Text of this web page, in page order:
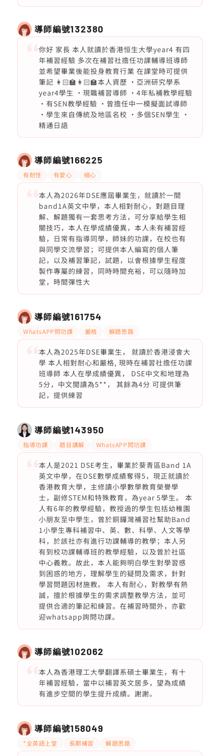
導師編號132380
你好 家長 本人就讀於香港恒生大學year4 有四
年補習經驗 多次在補習社擔任功課輔導班導師
並希望畢業後能投身教育行業 在課堂時可提供
筆記 👩🏻‍🏫👩🏻‍🏫本人資歷 ·亞洲研究學系
year4學生 ·現職補習導師 ·4年私補教學經驗
·有SEN教學經驗 ·曾擔任中一模擬面試導師
·學生來自傳統及地區名校 ·多個SEN學生 ·
精通日語
導師編號166225
有耐性 有愛心 細心
本人為2026年DSE應屆畢業生，就讀於一間
band1A英文中學，本人相對耐心，對題目理
解、解題獨有一套思考方法，可分享給學生相
關技巧，本人在學成績優異，本人未有補習經
驗，日常有指導同學，師妹的功課，在校也有
與同學交流學習；可提供本人編寫的個人筆
記，以及補習筆記，試題，以會根據學生程度
製作專屬的練習，同時時間充裕，可以隨時加
堂，時間彈性大
導師編號161754
WhatsAPP問功課 嚴格 解題思路
本人為2025年DSE畢業生， 就讀於香港浸會大
學 本人相對耐心和嚴格, 現時在補習社擔任功課
班導師 本人在學成績優異， DSE中文和地理為
5分，中文閲讀為5**， 其餘為4分 可提供筆
記，提供練習
導師編號143950
指導功課 題目講解 WhatsAPP問功課
本人是2021 DSE考生，畢業於葵青區Band 1A
英文中學，在DSE數學成績奪得5，現正就讀於
香港教育大學，主修讀小學數學教育榮譽學
士，副修STEM和特殊教育，為year 5學生。 本
人有6年的教學經驗，教授過的學生包括幼稚園
小朋友至中學生，曾於銅鑼灣補習社幫助Band
1小學生專科補習中、英、數、科學、人文等學
科，於該社亦有進行功課輔導的教學；本人另
有到校功課輔導班的教學經驗，以及曾於社區
中心義教。故此，本人能夠明白學生對學習感
到困惑的地方，理解學生的疑問及需求，針對
學習問題因材施教。 本人有耐心，對教學有熱
誠，擅於根據學生的需求調整教學方法，並可
提供合適的筆記和練習。在補習時間外，亦歡
迎whatsapp詢問功課。
導師編號102062
本人為香港理工大學翻譯系碩士畢業生，有十
年補習經驗，當中以補習英文居多，望為成績
有進步空間的學生提升成績。謝謝。
導師編號158049
*全英語上堂 長期補習 解題思路